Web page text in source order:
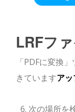
LRFフ
「PDFに変換
きていますア
次の場所を